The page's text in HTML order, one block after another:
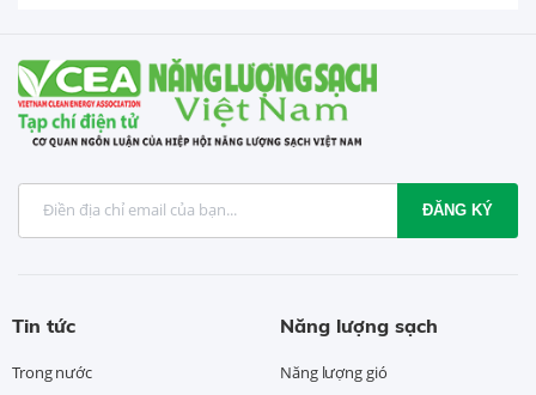
ĐĂNG KÝ
Tin tức
Trong nước
Năng lượng sạch
Năng lượng gió